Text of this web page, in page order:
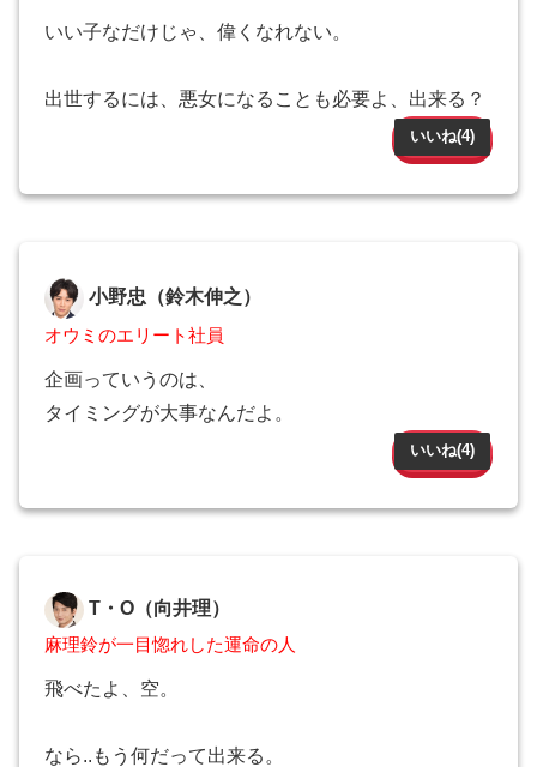
いい子なだけじゃ、偉くなれない。
出世するには、悪女になることも必要よ、出来る？
いいね(4)
小野忠（鈴木伸之）
オウミのエリート社員
企画っていうのは、
タイミングが大事なんだよ。
いいね(4)
T・O（向井理）
麻理鈴が一目惚れした運命の人
飛べたよ、空。
なら..もう何だって出来る。